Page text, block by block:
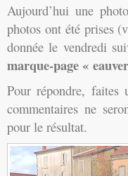
Aujourd’hui une
photos ont été prises
donnée le vendredi
marque-page «
Pour répondre, faites
commentaires ne
pour le résultat.